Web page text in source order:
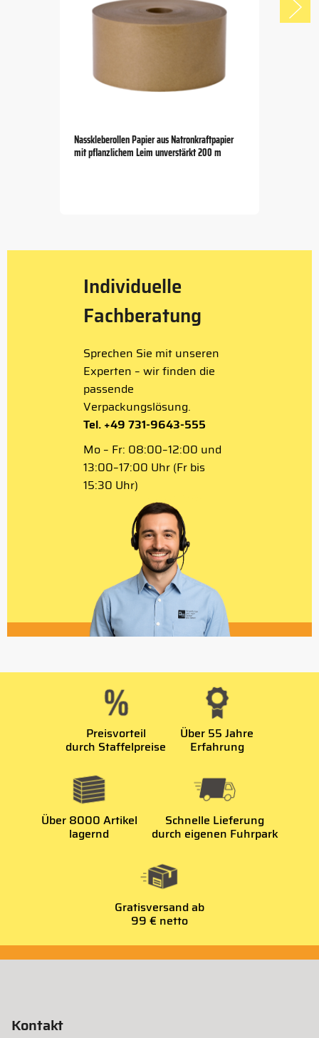
Nasskleberollen Papier aus Natronkraftpapier
mit pflanzlichem Leim unverstärkt 200 m
Individuelle
Fachberatung
Sprechen Sie mit unseren
Experten – wir finden die
passende
Verpackungslösung.
Tel. +49 731-9643-555
Mo – Fr: 08:00–12:00 und
13:00–17:00 Uhr (Fr bis
15:30 Uhr)
Preisvorteil
durch Staffelpreise
Über 55 Jahre
Erfahrung
Über 8000 Artikel
lagernd
Schnelle Lieferung
durch eigenen Fuhrpark
Gratisversand ab
99 € netto
Kontakt